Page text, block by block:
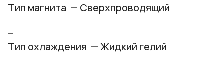
Тип магнита — Сверхпроводящий
Тип охлаждения — Жидкий гелий